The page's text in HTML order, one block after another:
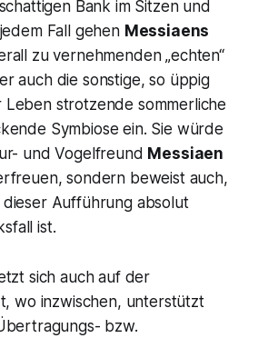
Bank im Sitzen und
Fall gehen Messiaens
zu vernehmenden „echten“
auch die sonstige, so üppig
strotzende sommerliche
Symbiose ein. Sie würde
und Vogelfreund Messiaen
sondern beweist auch,
dieser Aufführung absolut
ist.
sich auch auf der
wo inzwischen, unterstützt
bzw.